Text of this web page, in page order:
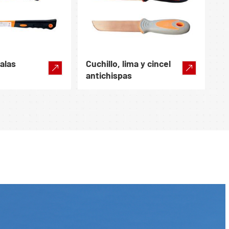
Cuchillo, lima y cincel
antichispas